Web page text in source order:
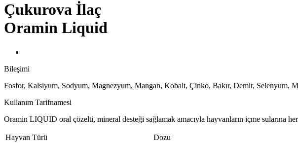
Çukurova İlaç
Oramin Liquid
Bileşimi
Fosfor, Kalsiyum, Sodyum, Magnezyum, Mangan, Kobalt, Çinko, Bakır, Demir, Selenyum,
Kullanım Tarifnamesi
Oramin LIQUID oral çözelti, mineral desteği sağlamak amacıyla hayvanların içme sularına
Hayvan Türü
Dozu